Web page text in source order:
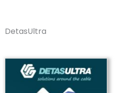
DetasUltra